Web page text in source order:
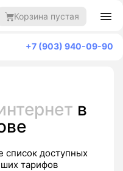
Корзина пустая
+7 (903) 940-09-90
в
список доступных
тарифов